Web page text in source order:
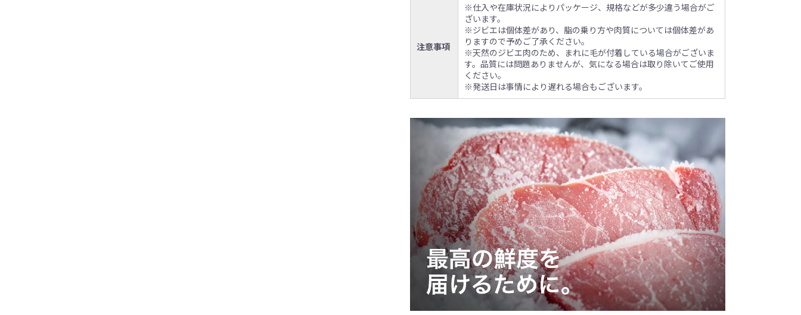
注意事項
※仕入や在庫状況によりパッケージ、規格などが多少違う場合がご
ざいます。
※ジビエは個体差があり、脂の乗り方や肉質については個体差があ
りますので予めご了承ください。
※天然のジビエ肉のため、まれに毛が付着している場合がございま
す。品質には問題ありませんが、気になる場合は取り除いてご使用
ください。
※発送日は事情により遅れる場合もございます。